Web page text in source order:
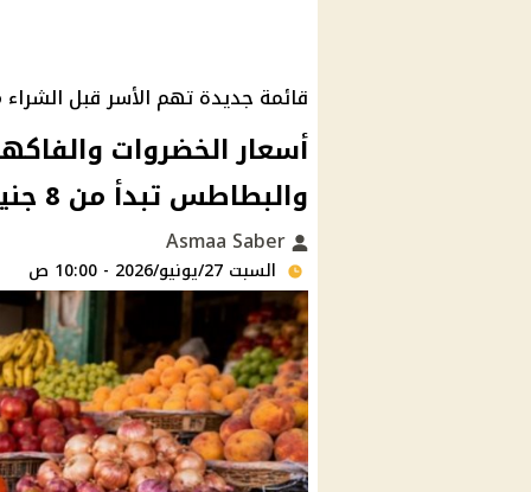
قائمة جديدة تهم الأسر قبل
أسعار الخضروات
والبطاطس تبدأ من 8 جنيهات بالأسواق المحلية
السبت 27/يونيو/2026 - 10:00 ص